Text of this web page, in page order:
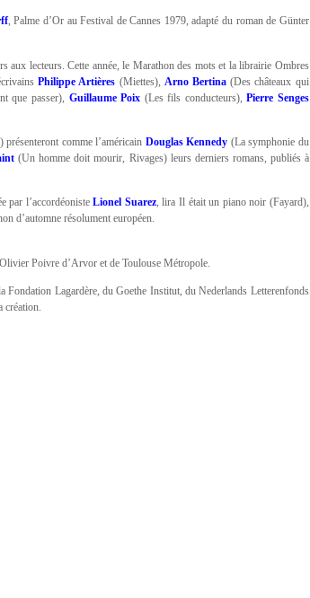
, Palme d’Or au Festival de Cannes 1979, adapté du roman de Günter
aux lecteurs. Cette année, le Marathon des mots et la librairie Ombres
Philippe Artières (Miettes), Arno Bertina (Des châteaux qui
que passer), Guillaume Poix (Les fils conducteurs),Pierre Senges
comme l’américain Douglas Kennedy (La symphonie du
(Un homme doit mourir, Rivages) leurs derniers romans, publiés à
par l’accordéonisteLionel Suarez, lira Il était un piano noir (Fayard),
d’automne résolument européen.
Poivre d’Arvor et de Toulouse Métropole.
Fondation Lagardère, du Goethe Institut, du Nederlands Letterenfonds
création.